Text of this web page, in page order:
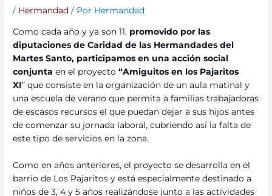
/ Hermandad / Por Hermandad
Como cada año y ya son 11, promovido por las
diputaciones de Caridad de las Hermandades del
Martes Santo, participamos en una acción social
conjunta en el proyecto“Amiguitos en los Pajaritos
XI” que consiste en la organización de un aula matinal y
una escuela de verano que permita a familias trabajadoras
de escasos recursos el que puedan dejar a sus hijos antes
de comenzar su jornada laboral, cubriendo así la falta de
este tipo de servicios en la zona.
Como en años anteriores, el proyecto se desarrolla en el
barrio de Los Pajaritos y está especialmente destinado a
niños de 3, 4 y 5 años realizándose junto a las actividades